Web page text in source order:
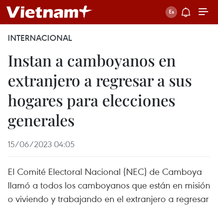
INTERNACIONAL
Instan a camboyanos en
extranjero a regresar a sus
hogares para elecciones
generales
15/06/2023 04:05
El Comité Electoral Nacional (NEC) de Camboya
llamó a todos los camboyanos que están en misión
o viviendo y trabajando en el extranjero a regresar